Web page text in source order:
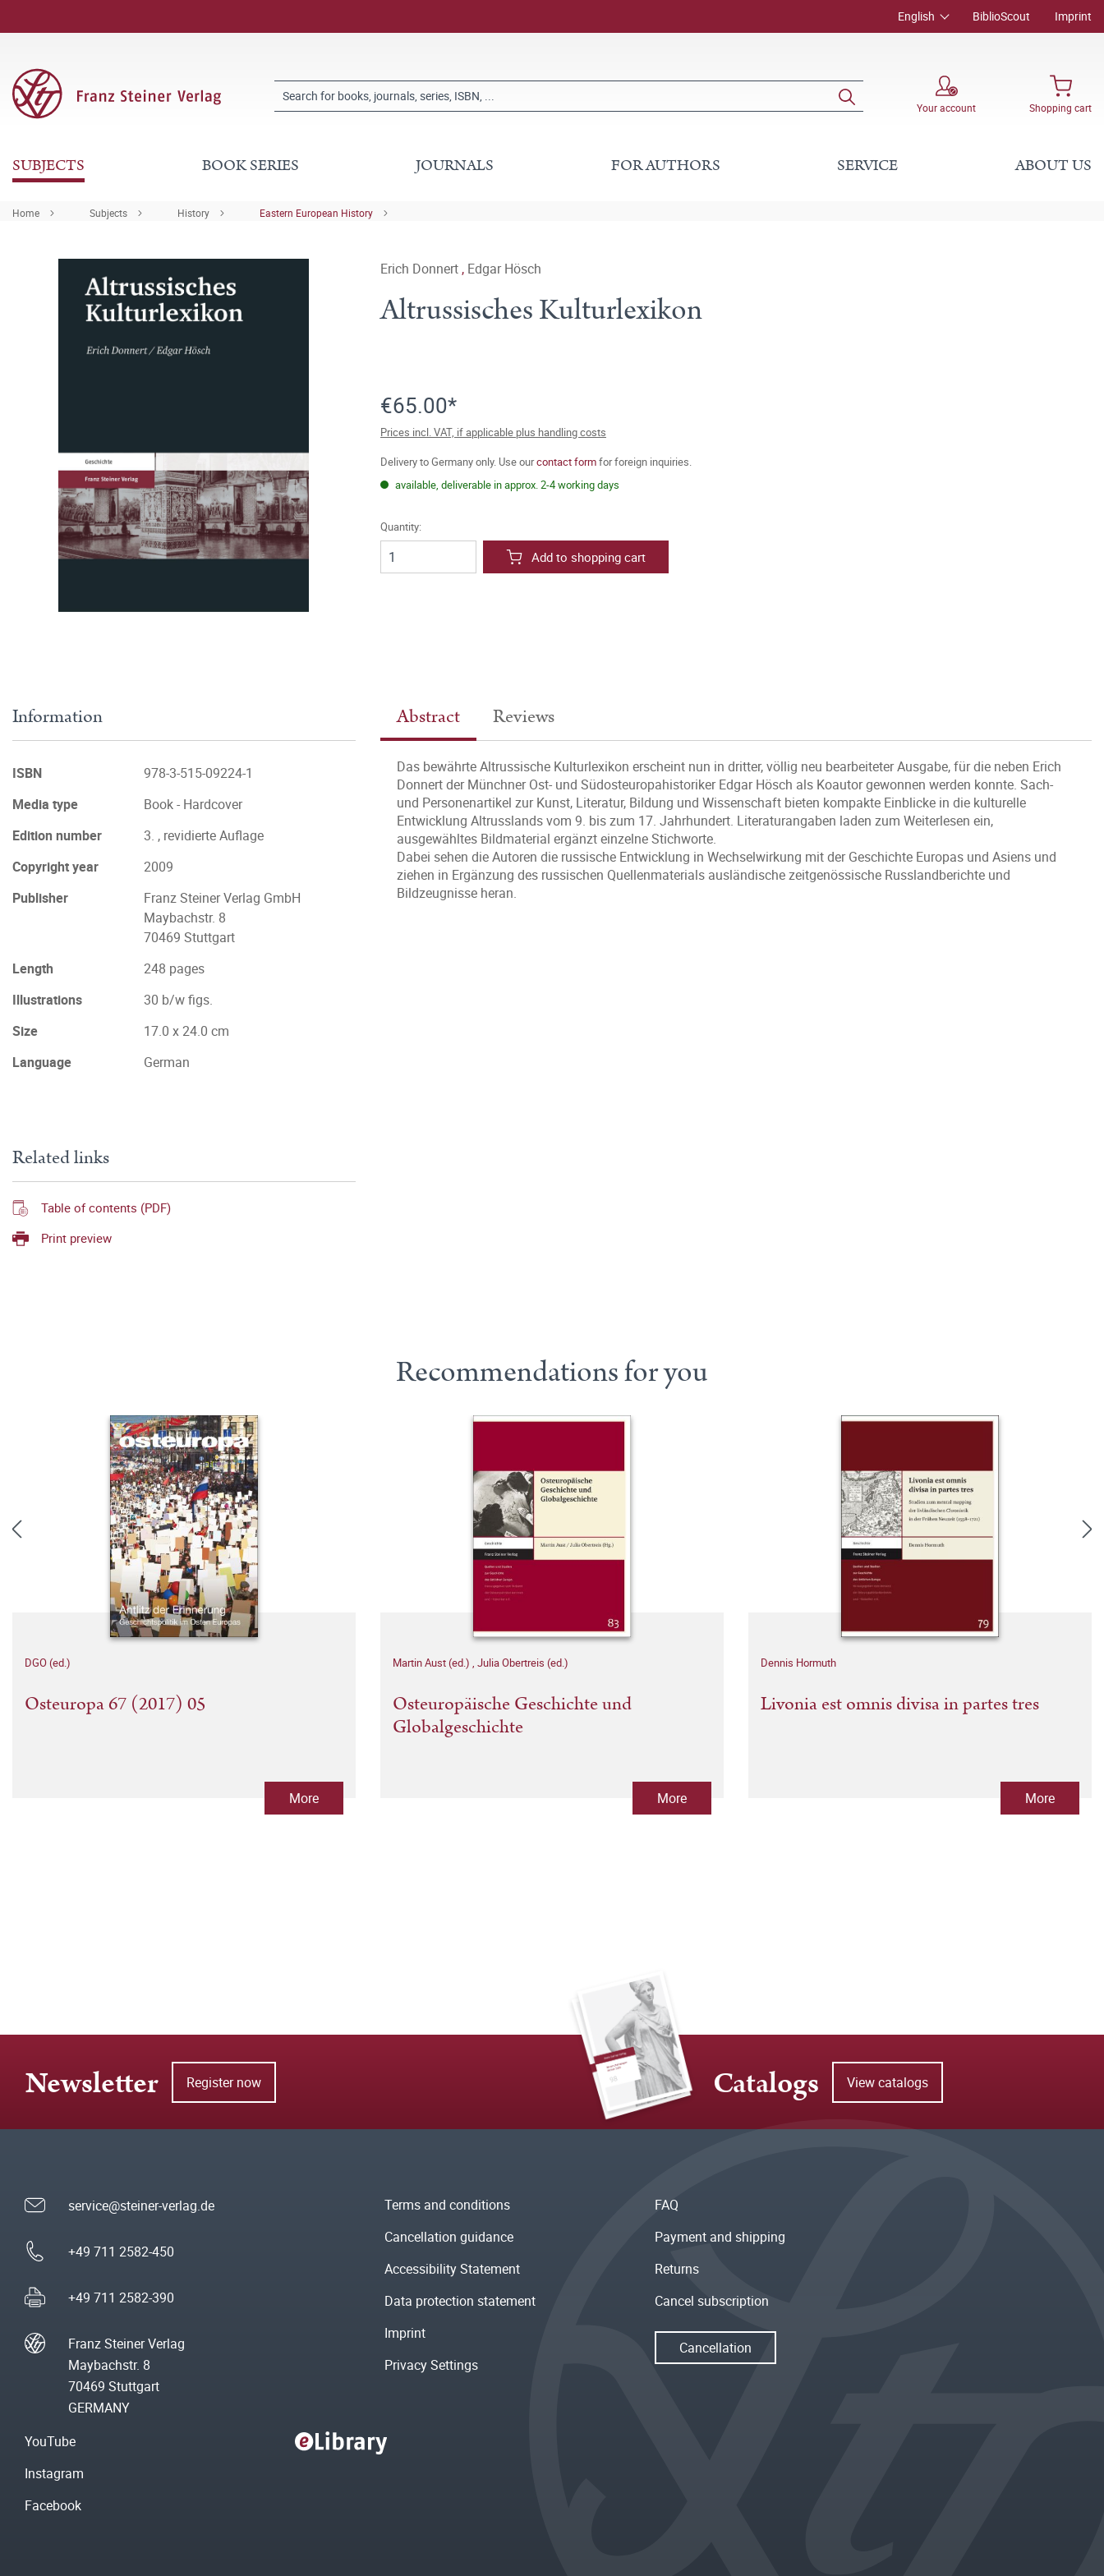
English BiblioScout Imprint
Your account Shopping cart
SUBJECTS BOOK SERIES JOURNALS FOR AUTHORS SERVICE ABOUT US
Home Subjects History Eastern European History
Erich Donnert , Edgar Hösch
Altrussisches Kulturlexikon
€65.00*
Prices incl. VAT, if applicable plus handling costs
Delivery to Germany only. Use ourcontact formfor foreign inquiries.
available, deliverable in approx. 2-4 working days
Quantity:
Add to shopping cart
Abstract Reviews
Das bewährte Altrussische Kulturlexikon erscheint nun in dritter, völlig neu bearbeiteter Ausgabe, für die neben Erich
Donnert der Münchner Ost- und Südosteuropahistoriker Edgar Hösch als Koautor gewonnen werden konnte. Sach-
und Personenartikel zur Kunst, Literatur, Bildung und Wissenschaft bieten kompakte Einblicke in die kulturelle
Entwicklung Altrusslands vom 9. bis zum 17. Jahrhundert. Literaturangaben laden zum Weiterlesen ein,
ausgewähltes Bildmaterial ergänzt einzelne Stichworte.
Dabei sehen die Autoren die russische Entwicklung in Wechselwirkung mit der Geschichte Europas und Asiens und
ziehen in Ergänzung des russischen Quellenmaterials ausländische zeitgenössische Russlandberichte und
Bildzeugnisse heran.
Information
ISBN
978-3-515-09224-1
Media type
Book - Hardcover
Edition number
3. , revidierte Auflage
Copyright year
2009
Publisher
Franz Steiner Verlag GmbH
Maybachstr. 8
70469 Stuttgart
Length
248 pages
Illustrations
30 b/w figs.
Size
17.0 x 24.0 cm
Language
German
Related links
Table of contents (PDF)
Print preview
Recommendations for you
DGO (ed.)
Osteuropa 67 (2017) 05
More
Martin Aust (ed.) Julia Obertreis (ed.)
Osteuropäische Geschichte und
Globalgeschichte
More
Dennis Hormuth
Livonia est omnis divisa in partes tres
More
Newsletter Register now Catalogs View catalogs
service@steiner-verlag.de
+49 711 2582-450
+49 711 2582-390
Franz Steiner Verlag
Maybachstr. 8
70469 Stuttgart
GERMANY
Terms and conditions
Cancellation guidance
Accessibility Statement
Data protection statement
Imprint
Privacy Settings
FAQ
Payment and shipping
Returns
Cancel subscription
Cancellation
YouTube
Instagram
Facebook